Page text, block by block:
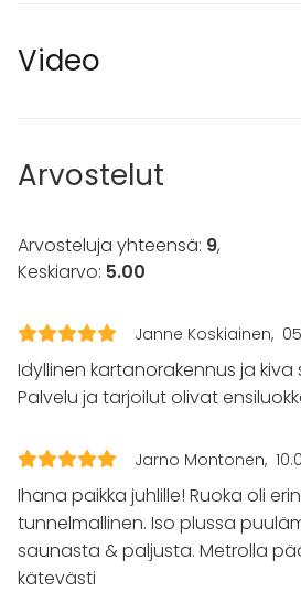
Musiikki kovalla OK
Tanssilattia
Palju / poreallas
Muistiinpanovälineet
Fläppi- / Valkotaulu
Astiasto
Tapahtumatyypit
Juhlat
Saunailta
Illallinen / lounas
Kokous
Seminaari / konferenssi
Messut
Esitys / näytös
Video
Arvostelut
Arvosteluja yhteensä: 9,
Keskiarvo: 5.00
Janne Koskiainen
Idyllinen kartanorakennus ja
Palvelu ja tarjoilut olivat
Jarno Montonen
Ihana paikka juhlille! Ruoka oli
tunnelmallinen. Iso plussa
saunasta & paljusta. Metrolla
kätevästi